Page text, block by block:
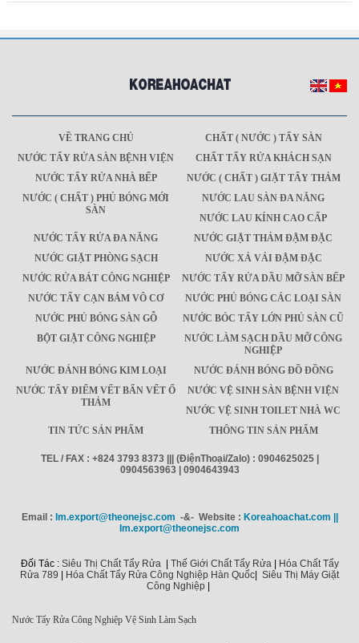
VỀ TRANG CHỦ
CHẤT ( NƯỚC ) TẨY SÀN
NƯỚC TẨY RỬA SÀN BỆNH VIỆN
CHẤT TẨY RỬA KHÁCH SẠN
NƯỚC TẨY RỬA NHÀ BẾP
NƯỚC ( CHẤT ) GIẶT TẨY THẢM
NƯỚC ( CHẤT ) PHỦ BÓNG MỚI
SÀN
NƯỚC LAU SÀN ĐA NĂNG
NƯỚC LAU KÍNH CAO CẤP
NƯỚC TẨY RỬA ĐA NĂNG
NƯỚC GIẶT THẢM ĐẬM ĐẶC
NƯỚC GIẶT PHÒNG SẠCH
NƯỚC XẢ VẢI ĐẬM ĐẶC
NƯỚC RỬA BÁT CÔNG NGHIỆP
NƯỚC TẨY RỬA DẦU MỠ SÀN BẾP
NƯỚC TẨY CẠN BÁM VÔ CƠ
NƯỚC PHỦ BÓNG CÁC LOẠI SÀN
NƯỚC PHỦ BÓNG SÀN GỖ
NƯỚC BÓC TẨY LỚN PHỦ SÀN CŨ
BỘT GIẶT CÔNG NGHIỆP
NƯỚC LÀM SẠCH DẦU MỠ CÔNG
NGHIỆP
NƯỚC ĐÁNH BÓNG KIM LOẠI
NƯỚC ĐÁNH BÓNG ĐỒ ĐỒNG
NƯỚC TẨY ĐIỂM VẾT BẨN VẾT Ố
THẢM
NƯỚC VỆ SINH SÀN BỆNH VIỆN
NƯỚC VỆ SINH TOILET NHÀ WC
TIN TỨC SẢN PHẨM
THÔNG TIN SẢN PHẨM
TEL / FAX : +824 3793 8373 ||| (ĐiệnThoại/Zalo) : 0904625025 |
0904563963 | 0904643943
Email : Im.export@theonejsc.com -&- Website : Koreahoachat.com ||
Im.export@theonejsc.com
Đối Tác : Siêu Thị Chất Tẩy Rửa | Thế Giới Chất Tẩy Rửa | Hóa Chất Tẩy
Rửa 789 | Hóa Chất Tẩy Rửa Công Nghiệp Hàn Quốc| Siêu Thị Máy Giặt
Công Nghiệp |
Nước Tẩy Rửa Công Nghiệp Vệ Sinh Làm Sạch